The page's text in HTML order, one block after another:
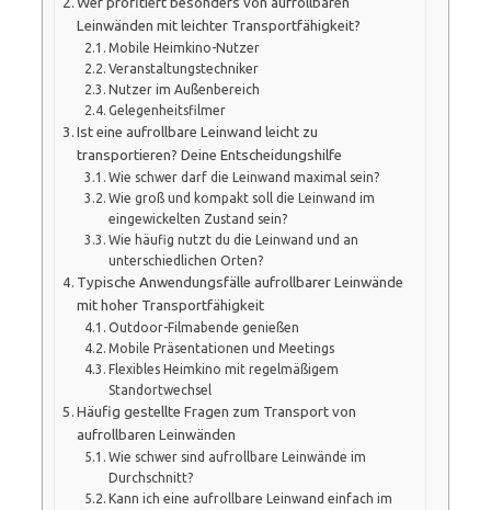
Leinwänden mit leichter Transportfähigkeit?
Mobile Heimkino-Nutzer
Veranstaltungstechniker
Nutzer im Außenbereich
Gelegenheitsfilmer
Ist eine aufrollbare Leinwand leicht zu
transportieren? Deine Entscheidungshilfe
Wie schwer darf die Leinwand maximal sein?
Wie groß und kompakt soll die Leinwand im
eingewickelten Zustand sein?
Wie häufig nutzt du die Leinwand und an
unterschiedlichen Orten?
Typische Anwendungsfälle aufrollbarer Leinwände
mit hoher Transportfähigkeit
Outdoor-Filmabende genießen
Mobile Präsentationen und Meetings
Flexibles Heimkino mit regelmäßigem
Standortwechsel
Häufig gestellte Fragen zum Transport von
aufrollbaren Leinwänden
Wie schwer sind aufrollbare Leinwände im
Durchschnitt?
Kann ich eine aufrollbare Leinwand einfach im